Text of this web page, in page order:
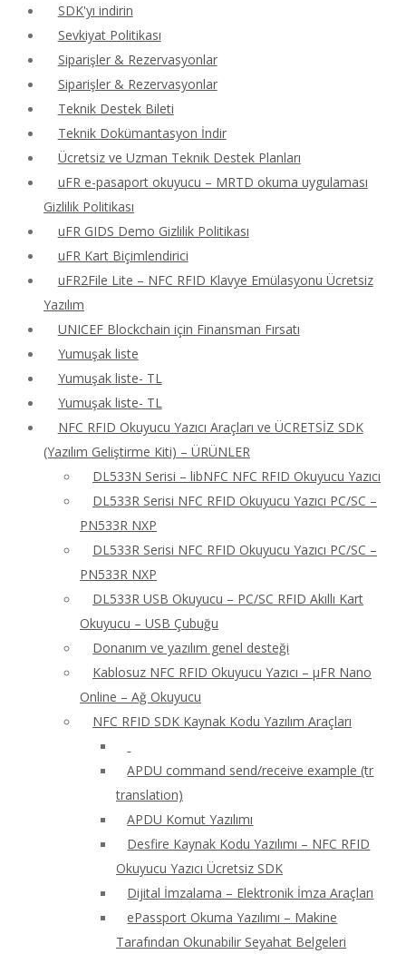
SDK'yı indirin
Sevkiyat Politikası
Siparişler & Rezervasyonlar
Siparişler & Rezervasyonlar
Teknik Destek Bileti
Teknik Dokümantasyon İndir
Ücretsiz ve Uzman Teknik Destek Planları
uFR e-pasaport okuyucu – MRTD okuma uygulaması
Gizlilik Politikası
uFR GIDS Demo Gizlilik Politikası
uFR Kart Biçimlendirici
uFR2File Lite – NFC RFID Klavye Emülasyonu Ücretsiz
Yazılım
UNICEF Blockchain için Finansman Fırsatı
Yumuşak liste
Yumuşak liste- TL
Yumuşak liste- TL
NFC RFID Okuyucu Yazıcı Araçları ve ÜCRETSİZ SDK
(Yazılım Geliştirme Kiti) – ÜRÜNLER
DL533N Serisi – libNFC NFC RFID Okuyucu Yazıcı
DL533R Serisi NFC RFID Okuyucu Yazıcı PC/SC –
PN533R NXP
DL533R Serisi NFC RFID Okuyucu Yazıcı PC/SC –
PN533R NXP
DL533R USB Okuyucu – PC/SC RFID Akıllı Kart
Okuyucu – USB Çubuğu
Donanım ve yazılım genel desteği
Kablosuz NFC RFID Okuyucu Yazıcı – μFR Nano
Online – Ağ Okuyucu
NFC RFID SDK Kaynak Kodu Yazılım Araçları
APDU command send/receive example (tr
translation)
APDU Komut Yazılımı
Desfire Kaynak Kodu Yazılımı – NFC RFID
Okuyucu Yazıcı Ücretsiz SDK
Dijital İmzalama – Elektronik İmza Araçları
ePassport Okuma Yazılımı – Makine
Tarafından Okunabilir Seyahat Belgeleri